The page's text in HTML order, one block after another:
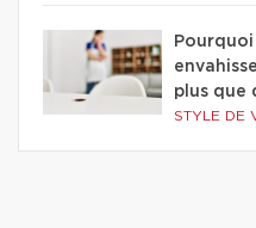
plus que
STYLE DE